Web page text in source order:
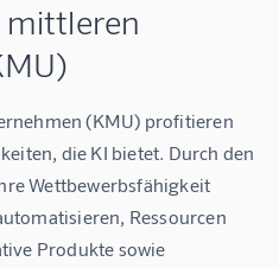
mittleren
(KMU) profitieren
die KI bietet. Durch den
Wettbewerbsfähigkeit
Ressourcen
Produkte sowie